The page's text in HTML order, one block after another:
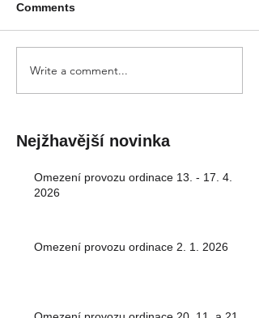
Comments
Write a comment...
Nejžhavější novinka
Omezení provozu ordinace 13. - 17. 4.
2026
Omezení provozu ordinace 2. 1. 2026